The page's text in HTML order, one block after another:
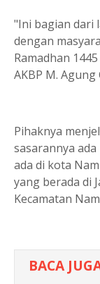
"Ini bagian dari
dengan
Ramadhan
AKBP M. Agung
Pihaknya
sasarannya
ada di kota
yang berada di
Kecamatan
BACA